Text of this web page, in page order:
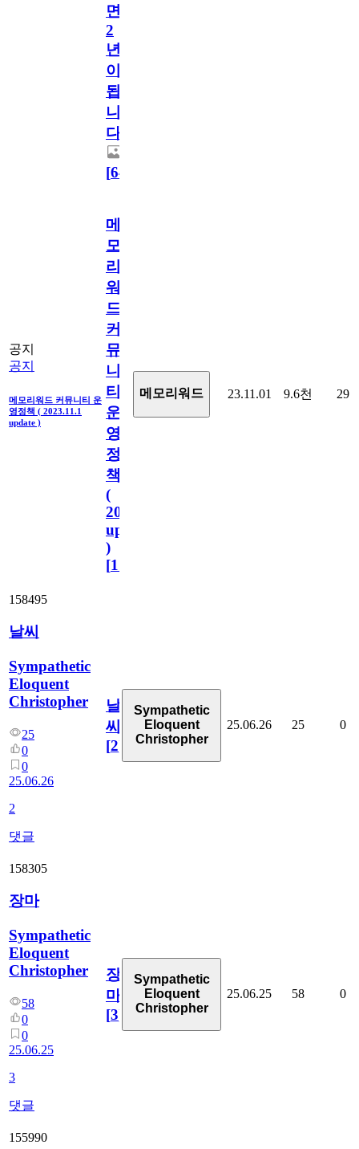
면
2
년
이
됩
니
다.
[64
공지
공지
메모리워드 커뮤니티 운
영정책 ( 2023.11.1
update )
메
모
리
워
드
커
뮤
니
티
운
영
정
책
(
2023.11.1
update
)
[110
메모리워드 23.11.01 9.6천 29
158495
날씨
Sympathetic
Eloquent
Christopher
25
0
0
25.06.26
2
댓글
날
씨
[2]
Sympathetic
Eloquent
Christopher
25.06.26 25 0
158305
장마
Sympathetic
Eloquent
Christopher
58
0
0
25.06.25
3
댓글
장
마
[3]
Sympathetic
Eloquent
Christopher
25.06.25 58 0
155990